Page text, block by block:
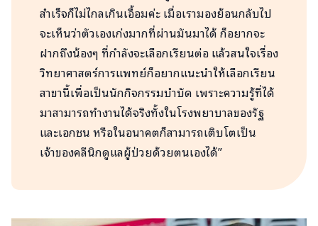
สำเร็จก็ไม่ไกลเกินเอื้อมค่ะ เมื่อเรามองย้อนกลับไป
จะเห็นว่าตัวเองเก่งมากที่ผ่านมันมาได้ ก็อยากจะ
ฝากถึงน้องๆ ที่กำลังจะเลือกเรียนต่อ แล้วสนใจเรื่อง
วิทยาศาสตร์การแพทย์ก็อยากแนะนำให้เลือกเรียน
สาขานี้เพื่อเป็นนักกิจกรรมบำบัด เพราะความรู้ที่ได้
มาสามารถทำงานได้จริงทั้งในโรงพยาบาลของรัฐ
และเอกชน หรือในอนาคตก็สามารถเติบโตเป็น
เจ้าของคลีนิกดูแลผู้ป่วยด้วยตนเองได้”